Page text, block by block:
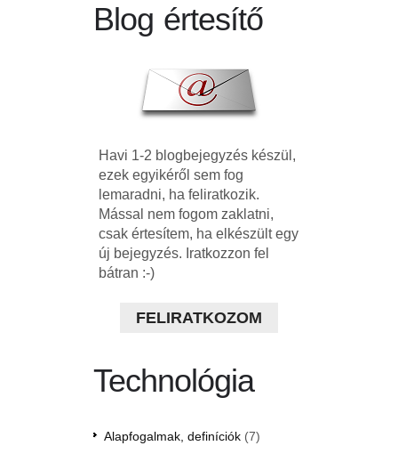
Blog értesítő
Havi 1-2 blogbejegyzés készül,
ezek egyikéről sem fog
lemaradni, ha feliratkozik.
Mással nem fogom zaklatni,
csak értesítem, ha elkészült egy
új bejegyzés. Iratkozzon fel
bátran :-)
FELIRATKOZOM
Technológia
Alapfogalmak, definíciók(7)